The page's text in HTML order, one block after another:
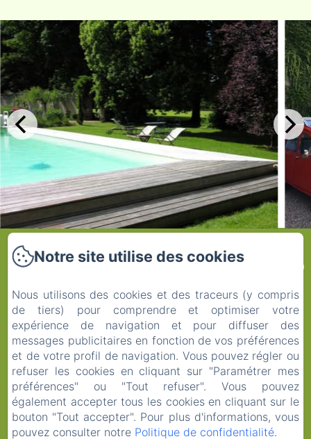
par le piqueur avec vin d'Anjou.
Dates disponibles :
Les mardi ou samedi entre mi-octobre et fin mars.
Lieu des chasses :
En fonction du calendrier de l'équipage.
Tarif : Nous consulter
Château Du Plessis
Anjou
Accueil
Les chambres
Contact
Mentions légales
Notre site utilise des cookies
Nous utilisons des cookies et des traceurs (y compris
de tiers) pour comprendre et optimiser votre
expérience de navigation et pour diffuser des
messages publicitaires en fonction de vos préférences
et de votre profil de navigation. Vous pouvez régler ou
refuser les cookies en cliquant sur "Paramétrer mes
préférences" ou "Tout refuser". Vous pouvez
également accepter tous les cookies en cliquant sur le
bouton "Tout accepter". Pour plus d'informations, vous
pouvez consulter notre Politique de confidentialité.